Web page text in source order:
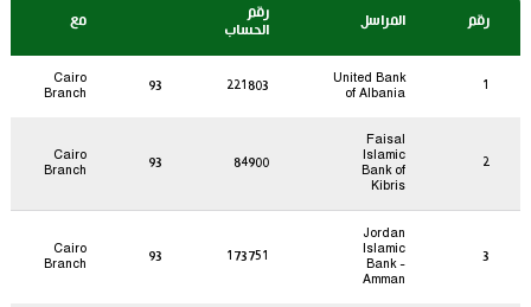
رقم المراسل
رقم
الحساب
مع
1
United Bank
of Albania
221803
93
Cairo
Branch
2
Faisal
Islamic
Bank of
Kibris
84900
93
Cairo
Branch
3
Jordan
Islamic
Bank -
Amman
173751
93
Cairo
Branch